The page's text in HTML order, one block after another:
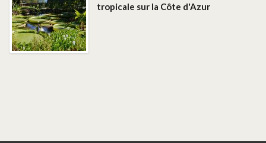
tropicale sur la Côte d'Azur